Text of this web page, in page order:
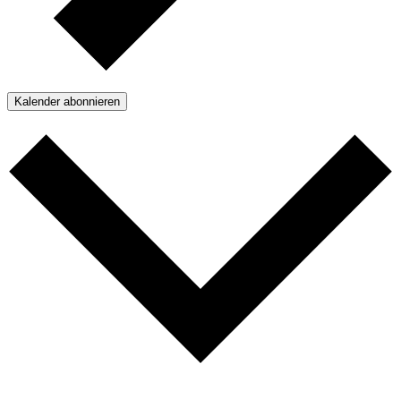
Kalender abonnieren